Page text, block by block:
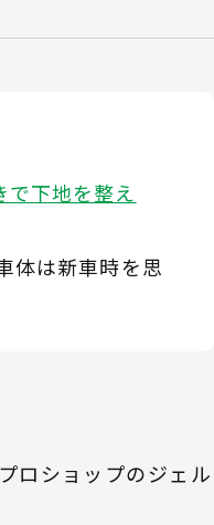
で下地を整え
体は新車時を思
ロショップのジェル